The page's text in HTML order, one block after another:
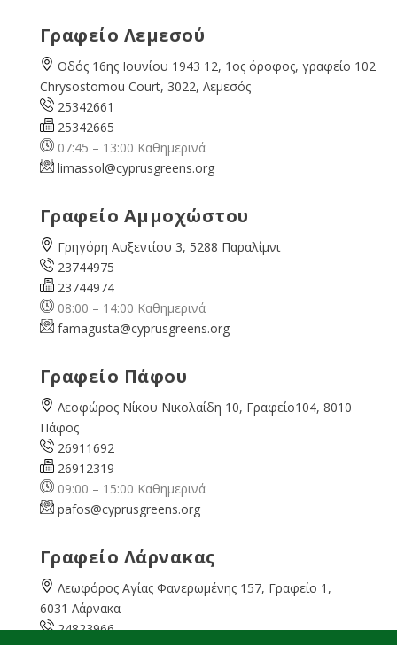
Γραφείο Λεμεσού
Οδός 16ης Ιουνίου 1943 12, 1ος όροφος, γραφείο 102
Chrysostomou Court, 3022, Λεμεσός
25342661
25342665
07:45 – 13:00 Καθημερινά
limassol@cyprusgreens.org
Γραφείο Αμμοχώστου
Γρηγόρη Αυξεντίου 3, 5288 Παραλίμνι
23744975
23744974
08:00 – 14:00 Καθημερινά
famagusta@cyprusgreens.org
Γραφείο Πάφου
Λεοφώρος Νίκου Νικολαίδη 10, Γραφείο104, 8010
Πάφος
26911692
26912319
09:00 – 15:00 Καθημερινά
pafos@cyprusgreens.org
Γραφείο Λάρνακας
Λεωφόρος Αγίας Φανερωμένης 157, Γραφείο 1,
6031 Λάρνακα
24823966